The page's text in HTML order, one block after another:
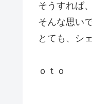
そうすれば
そんな思い
とても、シ